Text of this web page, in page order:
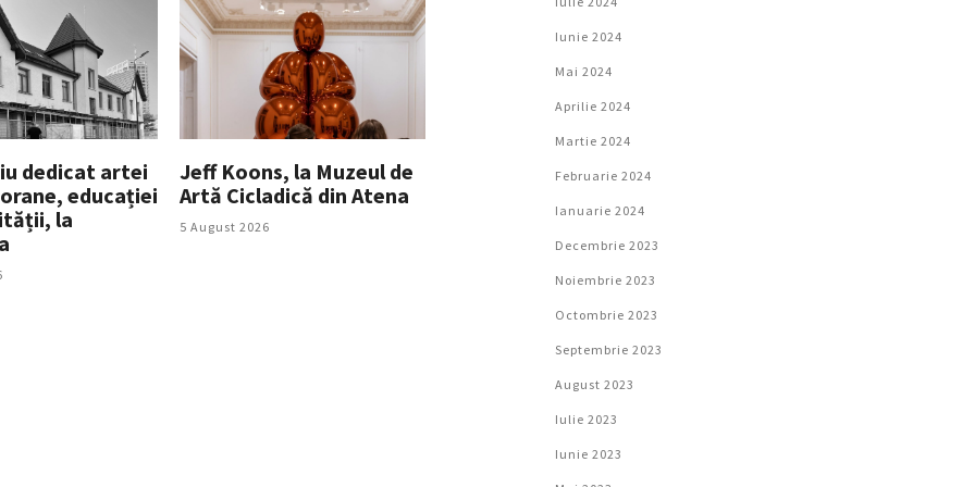
dedicat artei
educației
la
Jeff Koons, la Muzeul de
Artă Cicladică din Atena
5 August 2026
Iunie 2024
Mai 2024
Aprilie 2024
Martie 2024
Februarie 2024
Ianuarie 2024
Decembrie 2023
Noiembrie 2023
Octombrie 2023
Septembrie 2023
August 2023
Iulie 2023
Iunie 2023